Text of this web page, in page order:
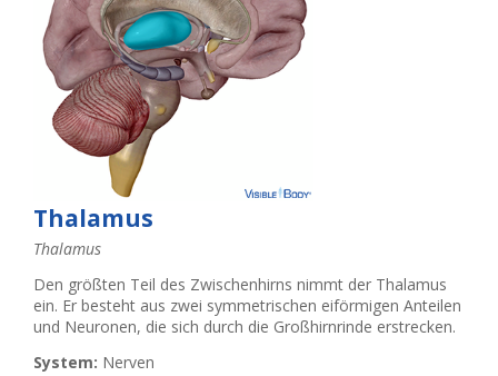
Thalamus
Thalamus
Den größten Teil des Zwischenhirns nimmt der Thalamus
ein. Er besteht aus zwei symmetrischen eiförmigen Anteilen
und Neuronen, die sich durch die Großhirnrinde erstrecken.
System: Nerven